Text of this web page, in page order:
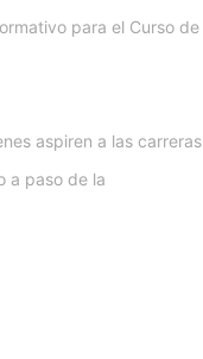
para el Curso de
aspiren a las carreras
a paso de la